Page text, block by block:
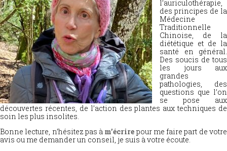
l’auriculothérapie,
des principes de la
Médecine
Traditionnelle
Chinoise, de la
diététique et de la
santé en général.
Des soucis de tous
les jours aux
grandes
pathologies, des
questions que l’on
se pose aux
découvertes récentes, de l’action des plantes aux techniques de
soin les plus insolites.
Bonne lecture, n’hésitez pas à m’écrire pour me faire part de votre
avis ou me demander un conseil, je suis à votre écoute.